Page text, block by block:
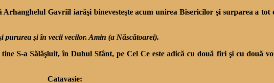
Gavriil iarăşi binevesteşte acum unirea Bisericilor şi surparea a
pururea şi în vecii vecilor. Amin (a Născătoarei).
S-a Sălăşluit, în Duhul Sfânt, pe Cel Ce este adică cu două firi şi cu două
Catavasie: